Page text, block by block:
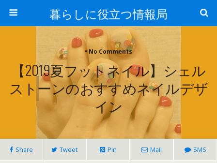
暮らしに役立つ情報局
• No Comments
【2019夏フットネイル】シェル
ストーンのおすすめネイルデザ
イン
Share Tweet Pin Mail SMS